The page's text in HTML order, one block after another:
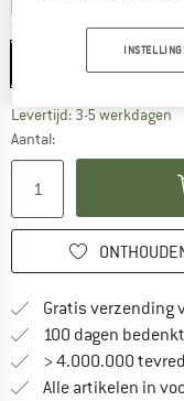
Levertijd: 3-5 werkdagen
Aantal:
Gratis verzending
100 dagen
> 4.000.000
Alle artikelen in